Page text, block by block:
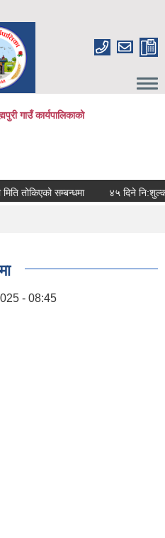
गाउँ कार्यपालिकाको
सम्बन्धमा ४५ दिने नि:शुल्क
- 08:45